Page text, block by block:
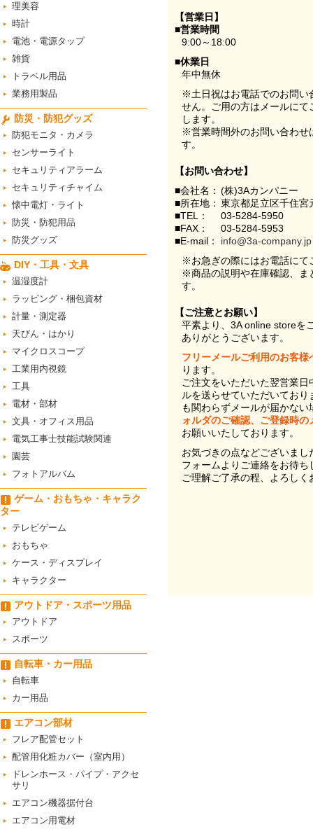
理美容
時計
電池・電源タップ
雑貨
トラベル用品
業務用製品
防災・防犯グッズ
防犯モニタ・カメラ
センサーライト
セキュリティアラーム
セキュリティチャイム
懐中電灯・ライト
防災・防犯用品
防災グッズ
DIY・工具・文具
温湿度計
ラッピング・梱包資材
計量・測定器
天びん・はかり
マイクロスコープ
工業用内視鏡
工具
電材・部材
文具・オフィス用品
電気工事士技能試験関連
園芸
フォトアルバム
ゲーム・おもちゃ・キャラク
ター
テレビゲーム
おもちゃ
ケース・ディスプレイ
キャラクター
アウトドア・スポーツ用品
アウトドア
スポーツ
自転車・カー用品
自転車
カー用品
エアコン部材
フレア配管セット
配管用化粧カバー（室内用）
ドレンホース・パイプ・アクセ
サリ
エアコン機器据付台
エアコン用電材
【営業日】
■営業時間
9:00～18:00
■休業日
年中無休
※土日祝はお電話でのお問い
せん。ご用の方はメールに
します。
※営業時間外のお問い合わせ
す。
【お問い合わせ】
■会社名： (株)3Aカンパニー
■所在地： 東京都足立区千住
■TEL：
03-5284-5950
■FAX：
03-5284-5953
■E-mail：
info@3a-company.jp
※お急ぎの際にはお電話にて
※商品の説明や在庫確認、ま
す。
【ご注意とお願い】
平素より、3A online storeを
ありがとうございます。
フリーメールご利用のお客様
ります。
ご注文をいただいた翌営業
ルを送らせていただいてお
も関わらずメールが届かない
ォルダのご確認、ご登録時
お願いいたしております。
お気づきの点などございま
フォームよりご連絡をお待ち
ご理解ご了承の程、よろし